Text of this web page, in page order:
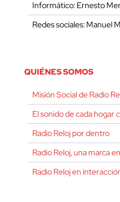
Informático: Ernesto
Redes sociales: Manuel
QUIÉNES SOMOS
Misión Social de Radio
El sonido de cada hogar
Radio Reloj por dentro
Radio Reloj, una marca
Radio Reloj en